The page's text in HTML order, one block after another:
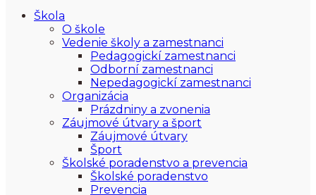
Škola
O škole
Vedenie školy a zamestnanci
Pedagogickí zamestnanci
Odborní zamestnanci
Nepedagogickí zamestnanci
Organizácia
Prázdniny a zvonenia
Záujmové útvary a šport
Záujmové útvary
Šport
Školské poradenstvo a prevencia
Školské poradenstvo
Prevencia